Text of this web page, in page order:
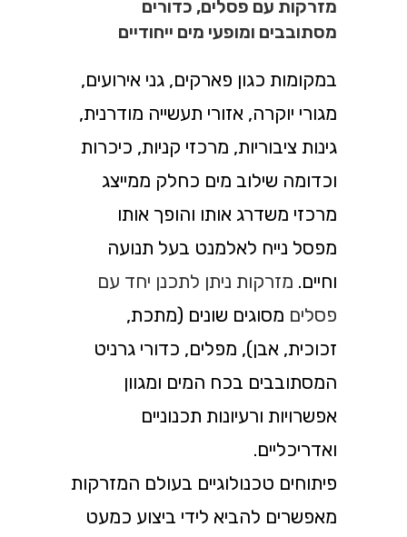
מזרקות עם פסלים, כדורים
מסתובבים ומופעי מים ייחודיים
במקומות כגון פארקים, גני אירועים,
מגורי יוקרה, אזורי תעשייה מודרנית,
גינות ציבוריות, מרכזי קניות, כיכרות
וכדומה שילוב מים כחלק ממייצג
מרכזי משדרג אותו והופך אותו
מפסל נייח לאלמנט בעל תנועה
וחיים. מזרקות ניתן לתכנן יחד עם
פסלים מסוגים שונים (מתכת,
זכוכית, אבן), מפלים, כדורי גרניט
המסתובבים בכח המים ומגוון
אפשרויות ורעיונות תכנוניים
ואדריכליים.
פיתוחים טכנולוגיים בעולם המזרקות
מאפשרים להביא לידי ביצוע כמעט